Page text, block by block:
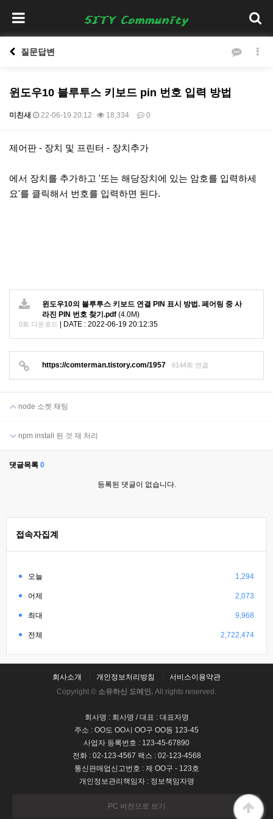
질문답변
윈도우10 블루투스 키보드 pin 번호 입력 방법
미친새 22-06-19 20:12 18,334 0
본문
제어판 - 장치 및 프린터 - 장치추가
에서 장치를 추가하고 '또는 해당장치에 있는 암호를 입력하세
요'를 클릭해서 번호를 입력하면 된다.
윈도우10의 블루투스 키보드 연결 PIN 표시 방법. 페어링 중 사
라진 PIN 번호 찾기.pdf (4.0M)
0회 다운로드 DATE : 2022-06-19 20:12:35
https://comterman.tistory.com/1957 6144회 연결
node 소켓 채팅
npm install 된 것 재 처리
댓글목록 0
등록된 댓글이 없습니다.
접속자집계
오늘 1,294
어제 2,073
최대 9,968
전체 2,722,474
회사소개 개인정보처리방침
서비스이용약관
Copyright © 소유하신 도메인. All rights reserved.
회사명 : 회사명 / 대표 : 대표자명
주소 : OO도 OO시 OO구 OO동 123-45
사업자 등록번호 : 123-45-67890
전화 : 02-123-4567 팩스 : 02-123-4568
통신판매업신고번호 : 제 OO구 - 123호
개인정보관리책임자 : 정보책임자명
PC 버전으로 보기